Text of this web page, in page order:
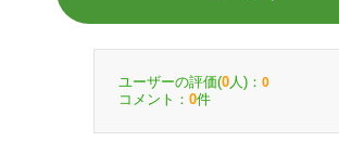
ユーザーの評価(0 人)： 0
コメント： 0件